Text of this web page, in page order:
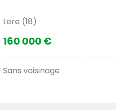
Lere (18)
160 000 €
Sans voisinage